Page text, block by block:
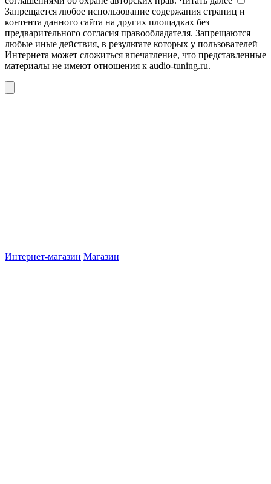
Запрещается любое использование содержания страниц и
контента данного сайта на других площадках без
предварительного согласия правообладателя. Запрещаются
любые иные действия, в результате которых у пользователей
Интернета может сложиться впечатление, что представленные
материалы не имеют отношения к audio-tuning.ru.
Интернет-магазин Магазин